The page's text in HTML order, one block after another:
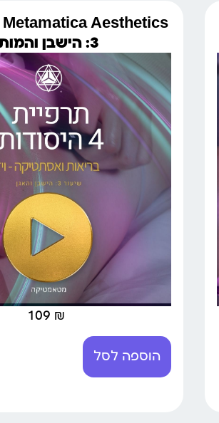
3: הישבן והמותן
109 ₪
הוספה לסל